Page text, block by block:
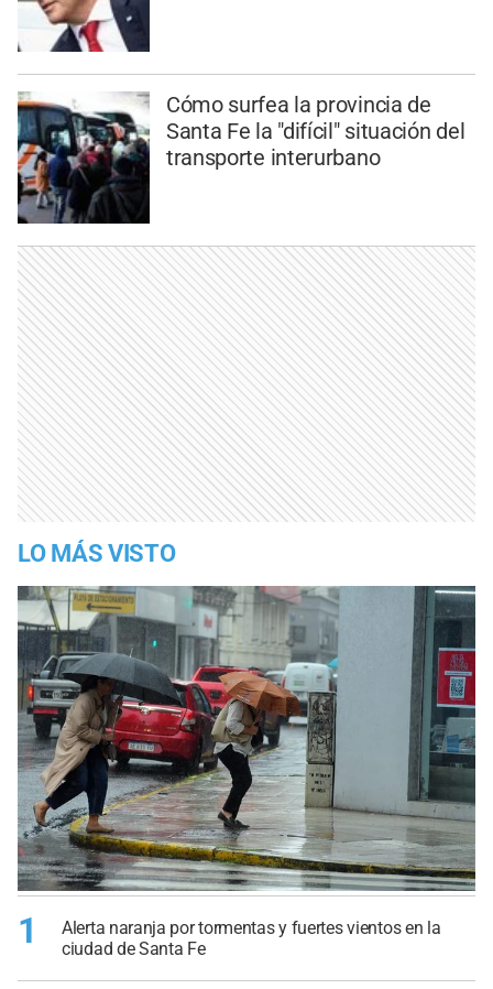
Cómo surfea la provincia de
Santa Fe la "difícil" situación del
transporte interurbano
LO MÁS VISTO
1
Alerta naranja por tormentas y fuertes vientos en la
ciudad de Santa Fe